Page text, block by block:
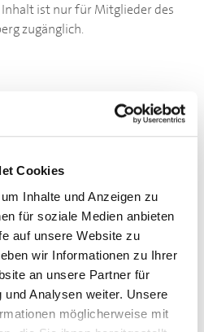
Cookies
Inhalte und Anzeigen zu
für soziale Medien anbieten
auf unsere Website zu
wir Informationen zu Ihrer
an unsere Partner für
Analysen weiter. Unsere
möglicherweise mit
ist nur für Mitglieder des
zugänglich.
Dokumenten wenden Sie